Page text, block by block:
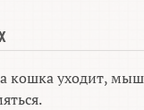
кошка уходит,